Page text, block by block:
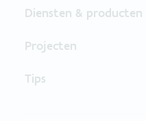
Diensten & producten
Projecten
Tips